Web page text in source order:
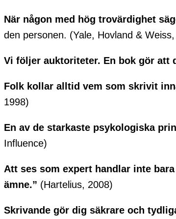
När någon med hög trovärdighet
den personen. (Yale, Hovland &
Vi följer auktoriteter. En bok gör att
Folk kollar alltid vem som skrivit
1998)
En av de starkaste psykologiska
Influence)
Att ses som expert handlar inte
ämne.” (Hartelius, 2008)
Skrivande gör dig säkrare och